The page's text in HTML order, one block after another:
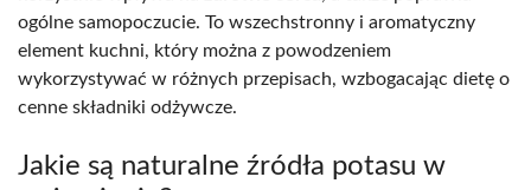
ogólne samopoczucie. To wszechstronny i aromatyczny
element kuchni, który można z powodzeniem
wykorzystywać w różnych przepisach, wzbogacając dietę o
cenne składniki odżywcze.
Jakie są naturalne źródła potasu w